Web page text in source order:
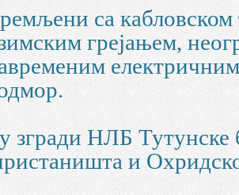
са кабловском
зимским грејањем,
згради НЛБ Тутунске
и